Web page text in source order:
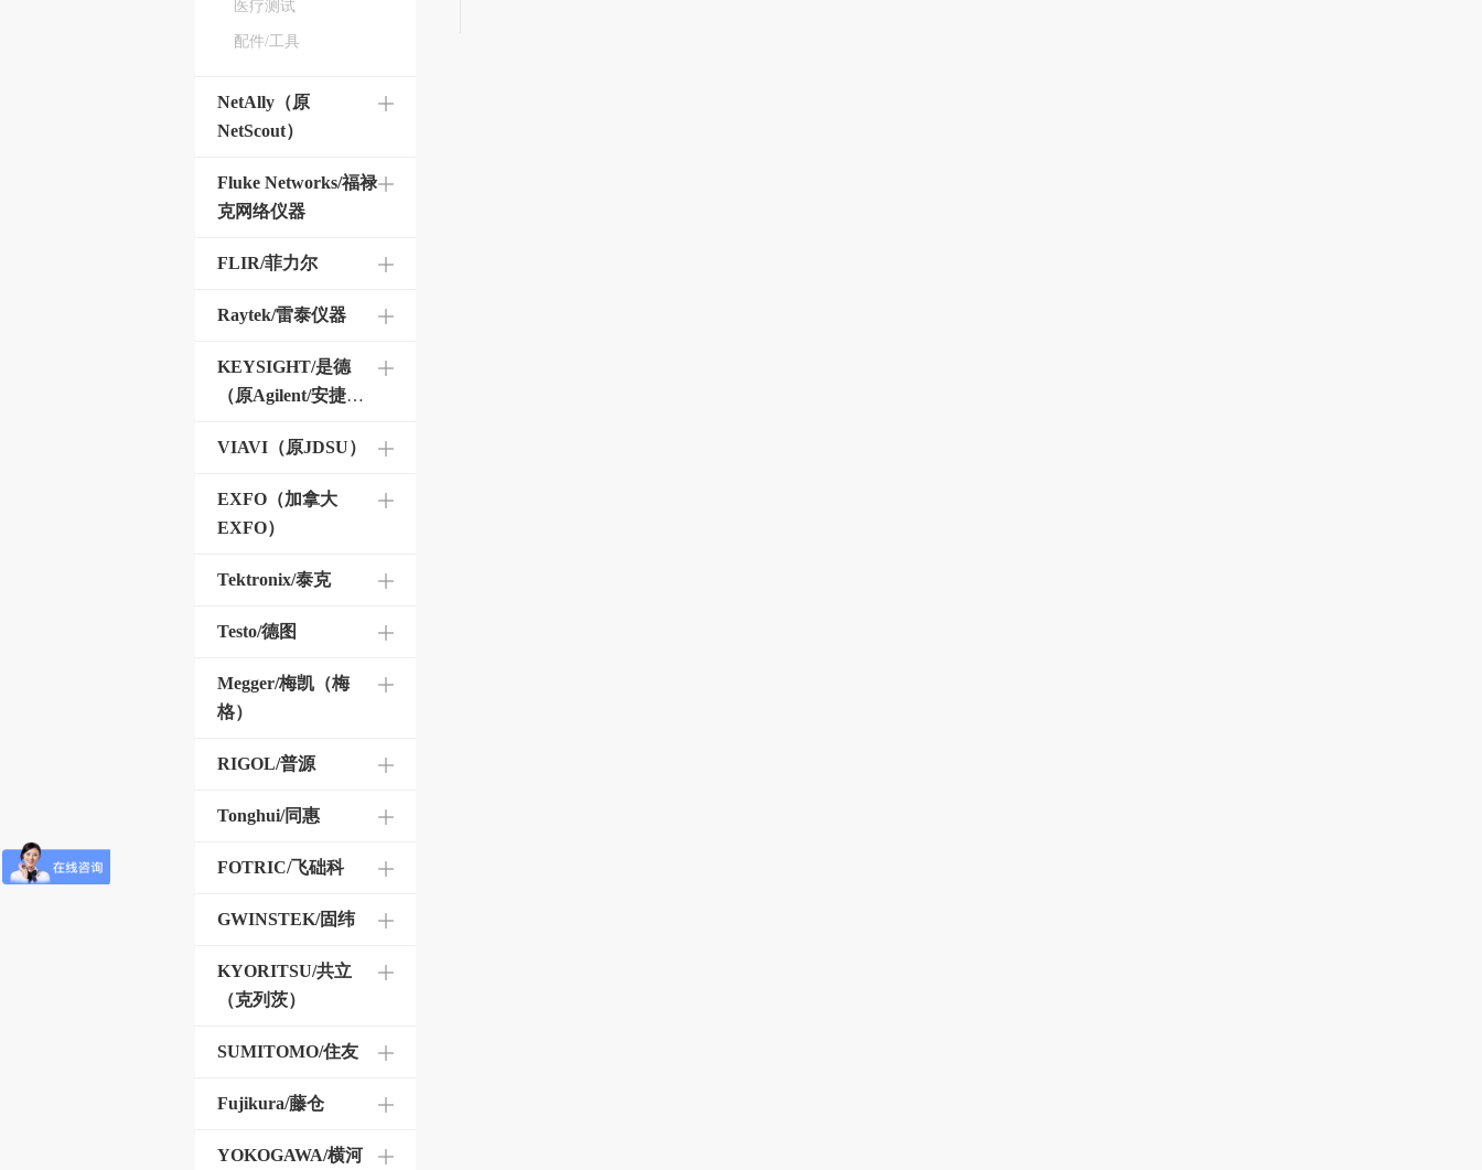
医疗测试
配件/工具
NetAlly（原
NetScout）
Fluke Networks/福禄
克网络仪器
FLIR/菲力尔
Raytek/雷泰仪器
KEYSIGHT/是德
（原Agilent/安捷
VIAVI（原JDSU）
EXFO（加拿大
EXFO）
Tektronix/泰克
Testo/德图
Megger/梅凯（梅
格）
RIGOL/普源
Tonghui/同惠
FOTRIC/飞础科
GWINSTEK/固纬
KYORITSU/共立
（克列茨）
SUMITOMO/住友
Fujikura/藤仓
YOKOGAWA/横河